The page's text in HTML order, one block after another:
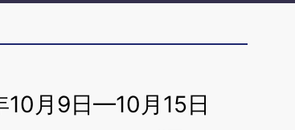
10月9日—10月15日